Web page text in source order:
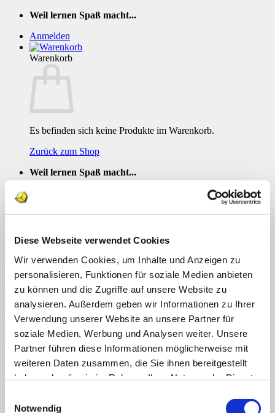
Diese Webseite verwendet Cookies
Wir verwenden Cookies, um Inhalte und Anzeigen zu
personalisieren, Funktionen für soziale Medien anbieten
zu können und die Zugriffe auf unsere Website zu
analysieren. Außerdem geben wir Informationen zu Ihrer
Verwendung unserer Website an unsere Partner für
soziale Medien, Werbung und Analysen weiter. Unsere
Partner führen diese Informationen möglicherweise mit
weiteren Daten zusammen, die Sie ihnen bereitgestellt
haben oder die sie im Rahmen Ihrer Nutzung der Dienste
Notwendig
Zum
springen
Weil lernen Spaß macht...
Anmelden
Warenkorb
Es befinden sich keine Produkte im Warenkorb.
Zurück zum Shop
Weil lernen Spaß macht...
Menü
Home
Über uns
Shop
Info
News
Suchen
nach:
bestimmen
Veröffentlicht 10. April 2021bei600 × 434inFrühlingsblumen
bestimmen
Kommentare und Trackbacks sind derzeit geschlossen.
←Zurück
AGB Datenschutz Widerruf Versand & Lieferung Zahlungsweisen
Impressum